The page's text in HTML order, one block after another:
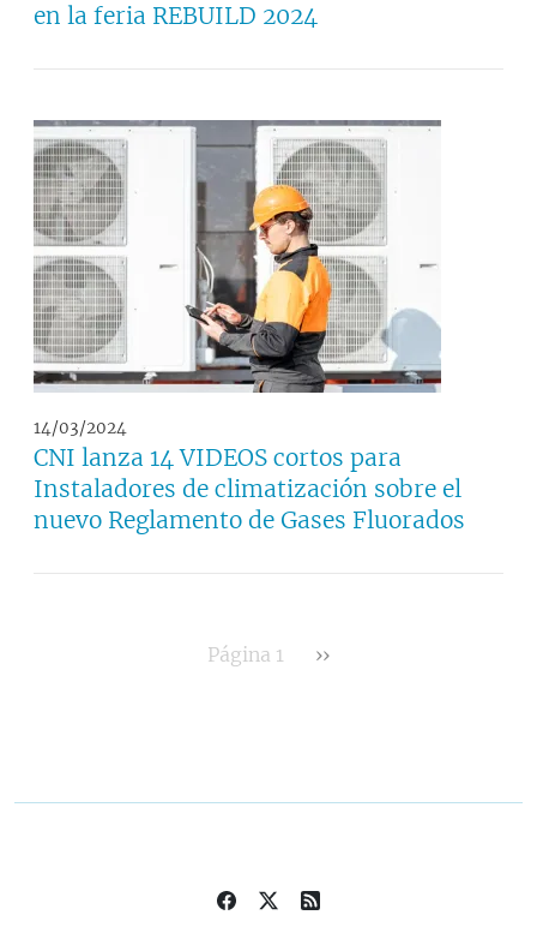
en la feria REBUILD 2024
14/03/2024
CNI lanza 14 VIDEOS cortos para
Instaladores de climatización sobre el
nuevo Reglamento de Gases Fluorados
Página 1 Siguiente página
››